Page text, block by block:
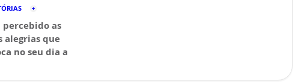
percebido as
alegrias que
no seu dia a